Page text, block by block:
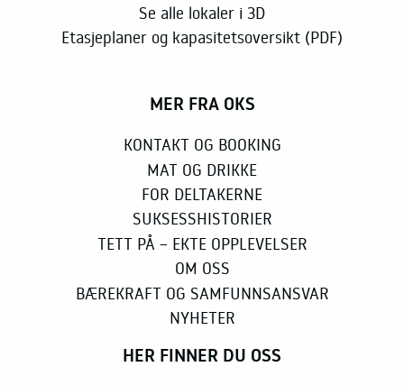
Se alle lokaler i 3D
Etasjeplaner og kapasitetsoversikt (PDF)
MER FRA OKS
KONTAKT OG BOOKING
MAT OG DRIKKE
FOR DELTAKERNE
SUKSESSHISTORIER
TETT PÅ – EKTE OPPLEVELSER
OM OSS
BÆREKRAFT OG SAMFUNNSANSVAR
NYHETER
HER FINNER DU OSS